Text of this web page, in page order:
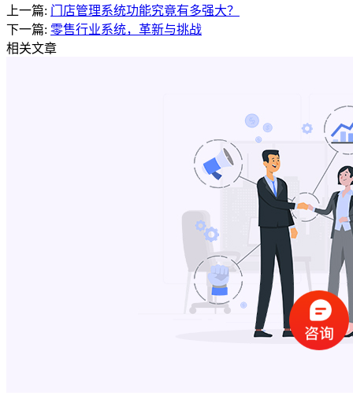
上一篇: 门店管理系统功能究竟有多强大？
下一篇: 零售行业系统，革新与挑战
相关文章